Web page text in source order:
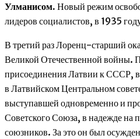
Улманисом. Новый режим
лидеров социалистов, в 1935
В третий раз Лоренц-старший
Великой Отечественной войны.
присоединения Латвии к СССР,
в Латвийском Центральном
выступавшей одновременно и
Советского Союза, в надежде на
союзников. За это он был